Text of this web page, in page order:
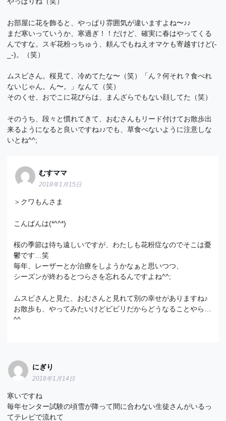
お部屋に花を飾ると、やっぱり雰囲気が違いますよね〜♪♪
まだ寒いっていうか、寒過ぎ！！だけど、確実に春はやってくる
んですな。スギ花粉っちゅう、頼んでもねえオマケも寄越すけど(-
_-)。（笑）
ムスビさん。桜見て、冷めてたな〜（笑）「ん？何それ？食べれ
ないじゃん。ん〜。」なんて（笑）
そのくせ、おでこに花びらは、まんざらでもない顔してた（笑）
そのうち、段々と慣れてきて、おむさんもリード付けてお散歩出
来るようになると良いですね♪♪でも、草食べないように注意しな
いとね^^;
むすママ
2018年1月15日
＞クワもんさま
こんばんは(*^^*)
桜の季節は待ち遠しいですが、わたしも花粉症なのでそこは憂
鬱です…笑
毎年、レーザーとか治療をしようかなぁと思いつつ、
シーズンが終わるとつらさを忘れるんですよね^^;
ムスビさんと見た、おむさんと見れて別の幸せがありますね♪
お散歩も、やってみたいけどビビリだからどうなることやら…
^^
にぎり
2018年1月14日
寒いですね
毎年センター試験の頃雪が降って間に合わない生徒さんがいるっ
てテレビで流れて